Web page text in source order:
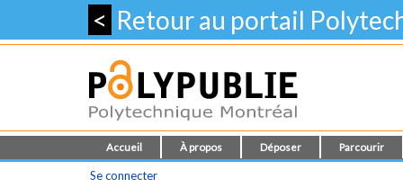
< Retour au portail
Accueil À propos Déposer Parcourir
Se connecter